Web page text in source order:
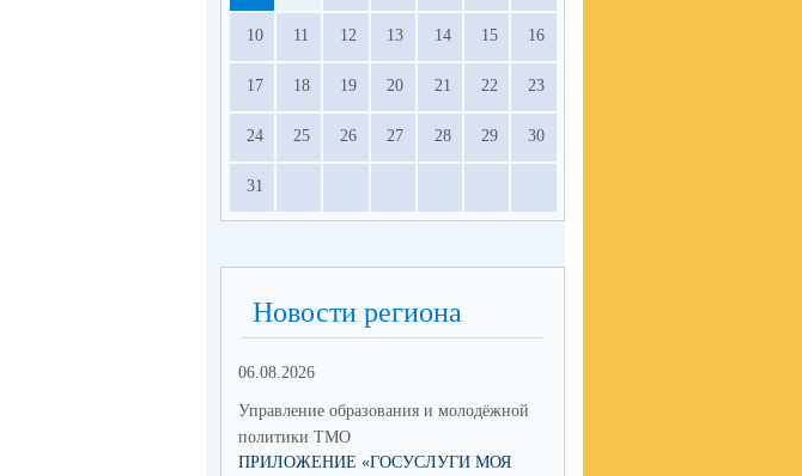
10 11 12 13 14 15 16
17 18 19 20 21 22 23
24 25 26 27 28 29 30
31
Новости региона
06.08.2026
Управление образования и молодёжной
политики ТМО
ПРИЛОЖЕНИЕ «ГОСУСЛУГИ МОЯ